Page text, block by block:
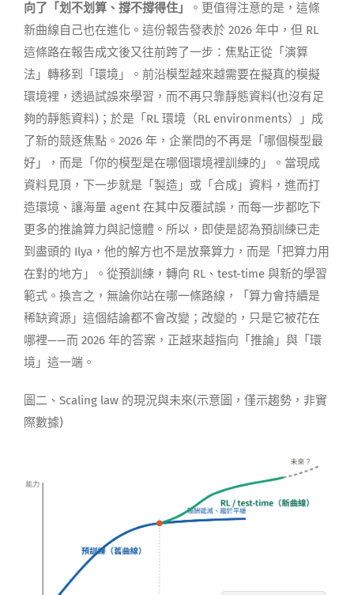
向了「划不划算、撐不撐得住」
。更值得注意的是，這條
新曲線自己也在進化。這份報告發表於 2026 年中，但 RL
這條路在報告成文後又往前跨了一步：焦點正從「演算
法」轉移到「環境」。前沿模型越來越需要在擬真的模擬
環境裡，透過試誤來學習，而不再只靠靜態資料(也沒有足
夠的靜態資料)；於是「RL 環境（RL environments）」成
了新的競逐焦點。2026 年，企業問的不再是「哪個模型最
好」，而是「你的模型是在哪個環境裡訓練的」。當現成
資料見頂，下一步就是「製造」或「合成」資料，進而打
造環境、讓海量 agent 在其中反覆試誤，而每一步都吃下
更多的推論算力與記憶體。所以，即使是認為預訓練已走
到盡頭的 Ilya，他的解方也不是放棄算力，而是「把算力用
在對的地方」。從預訓練，轉向 RL、test-time 與新的學習
範式。換言之，無論你站在哪一條路線，「算力會持續是
稀缺資源」這個結論都不會改變；改變的，只是它被花在
哪裡——而 2026 年的答案，正越來越指向「推論」與「環
境」這一端。
圖二、Scaling law 的現況與未來(示意圖，僅示趨勢，非實
際數據)